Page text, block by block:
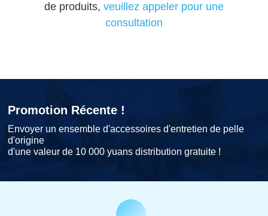
de produits, veuillez appeler pour une
consultation
Promotion Récente !
Envoyer un ensemble d'accessoires d'entretien de pelle
d'origine
d'une valeur de 10 000 yuans distribution gratuite !